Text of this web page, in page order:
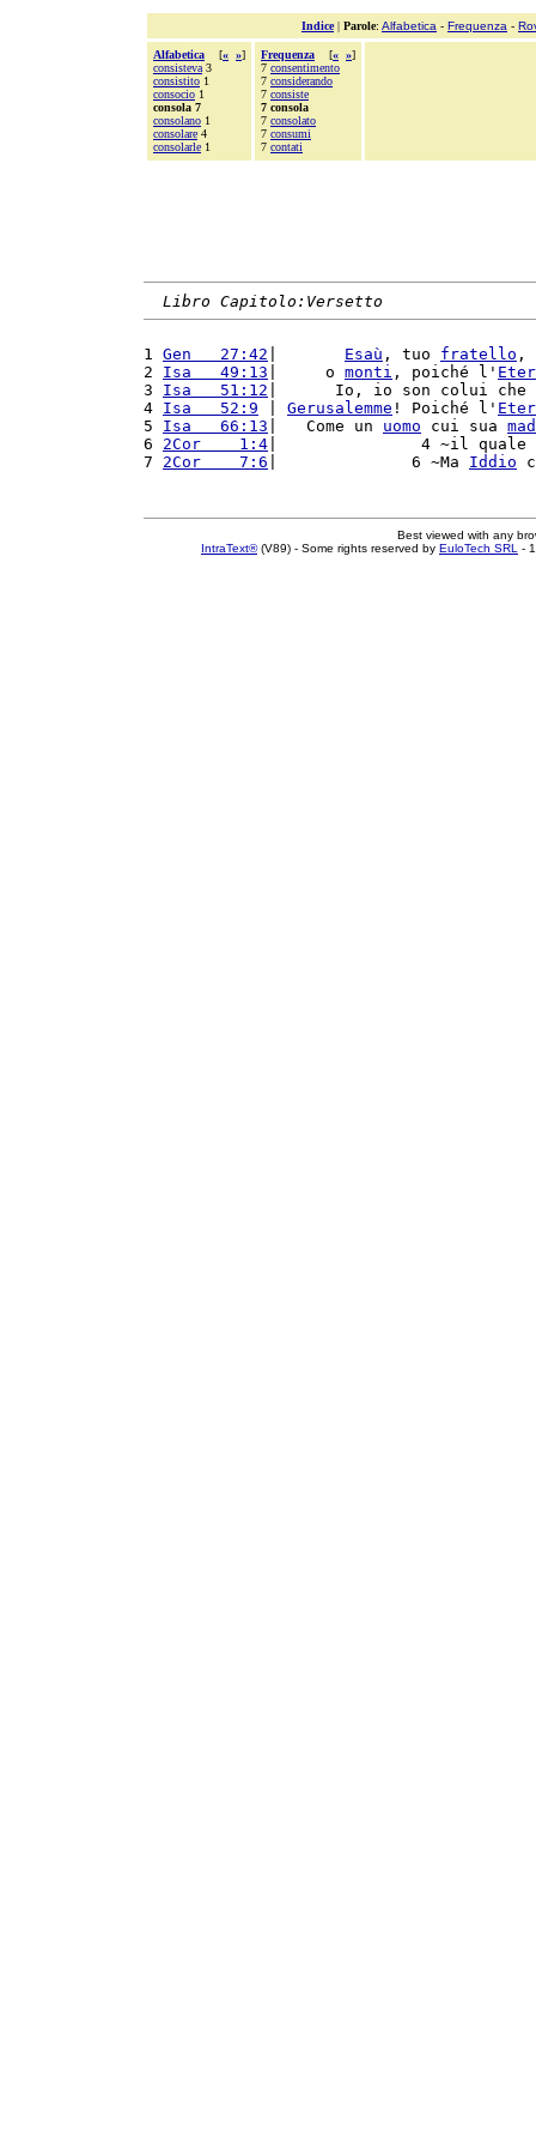
Indice| Parole: Alfabetica - Frequenza -
Alfabetica [« »]
consisteva 3
consistito 1
consocio 1
consola 7
consolano 1
consolare 4
consolarle 1
Frequenza [« »]
7 consentimento
7 considerando
7 consiste
7 consola
7 consolato
7 consumi
7 contati
Libro Capitolo:Versetto
1 Gen   27:42 Esaù , tuo fratello ,
2 Isa   49:13 |     o monti , poiché l'
3 Isa   51:12 |      Io, io son colui
4 Isa   52:9 Gerusalemme ! Poiché l'
5 Isa   66:13 |   Come un uomo cui sua
6 2Cor    1:4 |               4 ~il
7 2Cor    7:6 |              6 ~Ma Iddio
Best viewed with any
IntraText®(V89) - Some rights reserved by EuloTech SRL -